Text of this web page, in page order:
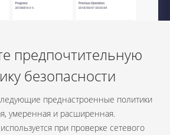
предпочтительную
безопасности
преднастроенные политики
умеренная и расширенная.
при проверке сетевого